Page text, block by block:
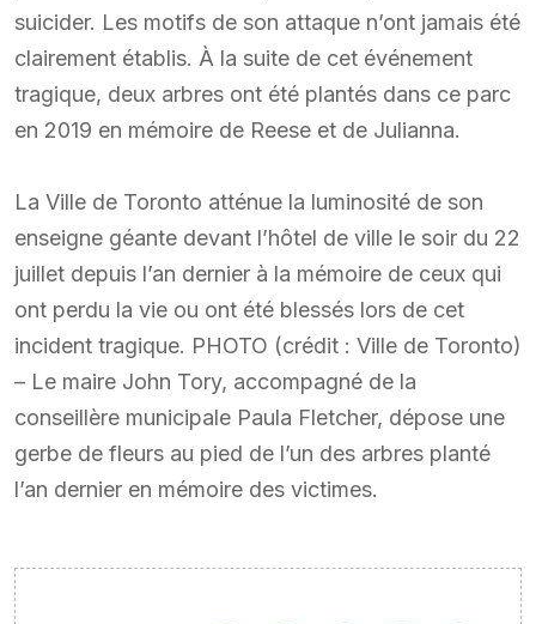
suicider. Les motifs de son attaque n’ont jamais été
clairement établis. À la suite de cet événement
tragique, deux arbres ont été plantés dans ce parc
en 2019 en mémoire de Reese et de Julianna.
La Ville de Toronto atténue la luminosité de son
enseigne géante devant l’hôtel de ville le soir du 22
juillet depuis l’an dernier à la mémoire de ceux qui
ont perdu la vie ou ont été blessés lors de cet
incident tragique. PHOTO (crédit : Ville de Toronto)
– Le maire John Tory, accompagné de la
conseillère municipale Paula Fletcher, dépose une
gerbe de fleurs au pied de l’un des arbres planté
l’an dernier en mémoire des victimes.